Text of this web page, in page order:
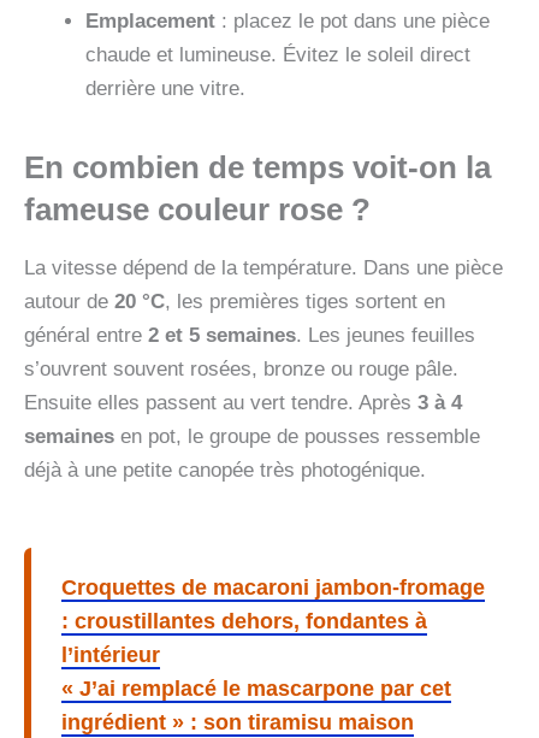
Emplacement : placez le pot dans une pièce
chaude et lumineuse. Évitez le soleil direct
derrière une vitre.
En combien de temps voit-on la
fameuse couleur rose ?
La vitesse dépend de la température. Dans une pièce
autour de 20 °C, les premières tiges sortent en
général entre 2 et 5 semaines. Les jeunes feuilles
s’ouvrent souvent rosées, bronze ou rouge pâle.
Ensuite elles passent au vert tendre. Après 3 à 4
semaines en pot, le groupe de pousses ressemble
déjà à une petite canopée très photogénique.
Croquettes de macaroni jambon-fromage
: croustillantes dehors, fondantes à
l’intérieur
« J’ai remplacé le mascarpone par cet
ingrédient » : son tiramisu maison